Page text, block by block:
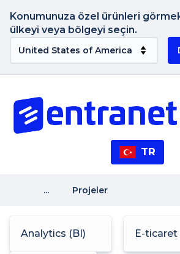
Konumunuza özel ürünleri
ülkeyi veya bölgeyi seçin.
TR
... Projeler
Analytics (BI) E-ticaret